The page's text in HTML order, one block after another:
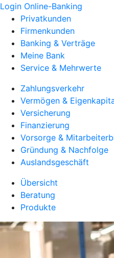
Login Online-Banking
Privatkunden
Firmenkunden
Banking & Verträge
Meine Bank
Service & Mehrwerte
Zahlungsverkehr
Vermögen &
Versicherung
Finanzierung
Vorsorge &
Gründung & Nachfolge
Auslandsgeschäft
Übersicht
Beratung
Produkte